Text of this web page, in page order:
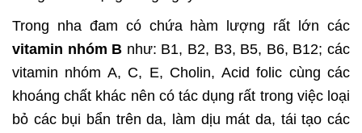
Trong nha đam có chứa hàm lượng rất lớn các
vitamin nhóm B như: B1, B2, B3, B5, B6, B12; các
vitamin nhóm A, C, E, Cholin, Acid folic cùng các
khoáng chất khác nên có tác dụng rất trong việc loại
bỏ các bụi bẩn trên da, làm dịu mát da, tái tạo các